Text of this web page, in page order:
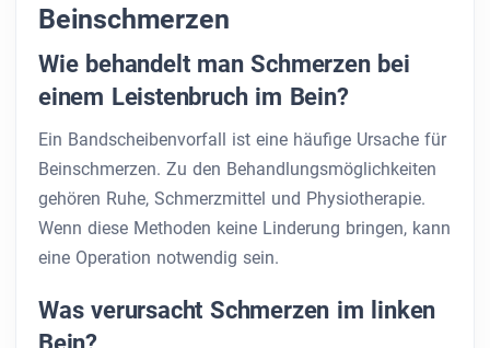
Beinschmerzen
Wie behandelt man Schmerzen bei
einem Leistenbruch im Bein?
Ein Bandscheibenvorfall ist eine häufige Ursache für
Beinschmerzen. Zu den Behandlungsmöglichkeiten
gehören Ruhe, Schmerzmittel und Physiotherapie.
Wenn diese Methoden keine Linderung bringen, kann
eine Operation notwendig sein.
Was verursacht Schmerzen im linken